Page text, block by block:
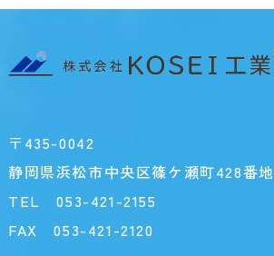
〒435-0042
静岡県浜松市中央区篠ケ瀬町428番地
TEL053-421-2155
FAX 053-421-2120